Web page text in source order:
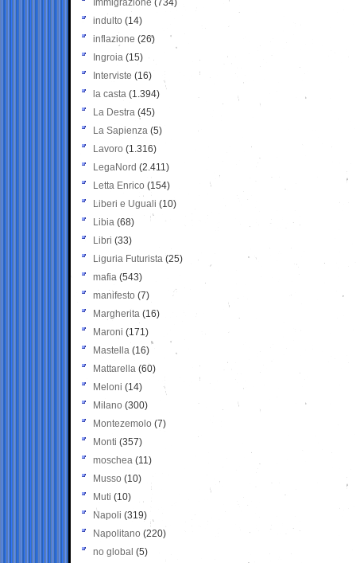
Immigrazione (734)
indulto (14)
inflazione (26)
Ingroia (15)
Interviste (16)
la casta (1.394)
La Destra (45)
La Sapienza (5)
Lavoro (1.316)
LegaNord (2.411)
Letta Enrico (154)
Liberi e Uguali (10)
Libia (68)
Libri (33)
Liguria Futurista (25)
mafia (543)
manifesto (7)
Margherita (16)
Maroni (171)
Mastella (16)
Mattarella (60)
Meloni (14)
Milano (300)
Montezemolo (7)
Monti (357)
moschea (11)
Musso (10)
Muti (10)
Napoli (319)
Napolitano (220)
no global (5)